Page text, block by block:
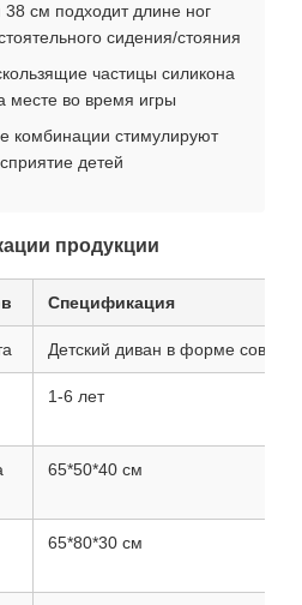
см подходит длине ног
сидения/стояния
частицы силикона
месте во время игры
комбинации стимулируют
детей
продукции
Спецификация
Детский диван в форме совы
1-6 лет
65*50*40 см
65*80*30 см